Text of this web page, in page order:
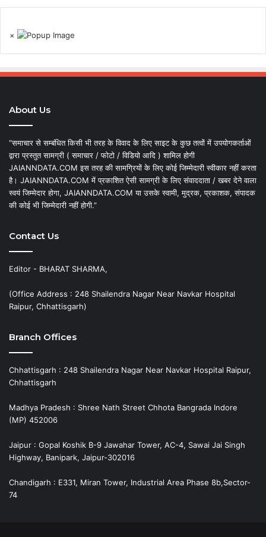
×
About Us
“समाचार से सम्बंधित किसी भी तरह के विवाद के लिए साइट के कुछ तत्वों में उपयोगकर्ताओं
द्वारा प्रस्तुत सामग्री ( समाचार / फोटो / विडियो आदि ) शामिल होगी
JAIANNDATA.COM इस तरह की सामग्रियों के लिए कोई जिम्मेदारी स्वीकार नहीं करता
है। JAIANNDATA.COM में प्रकाशित ऐसी सामग्री के लिए संवाददाता / खबर देने वाला
स्वयं जिम्मेदार होगा, JAIANNDATA.COM या उसके स्वामी, मुद्रक, प्रकाशक, संपादक
की कोई भी जिम्मेदारी नहीं होगी.”
Contact Us
Editor - BHARAT SHARMA,
(Office Address : 248 Shailendra Nagar Near Navkar Hospital
Raipur, Chhattisgarh)
Branch Offices
Chhattisgarh : 248 Shailendra Nagar Near Navkar Hospital Raipur,
Chhattisgarh
Madhya Pradesh : Shree Nath Street Chhota Bangrada Indore
(MP) 452006
Jaipur : Gopal Koshik B-9 Jawahar Tower, AC-4, Sawai Jai Singh
Highway, Banipark, Jaipur-302016
Chandigarh : E331, Miran Tower, Industrial Area Phase 8b,Sector-
74